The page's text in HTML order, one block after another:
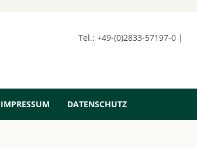
Tel.: +49-(0)2833-57197-0 |
IMPRESSUM DATENSCHUTZ